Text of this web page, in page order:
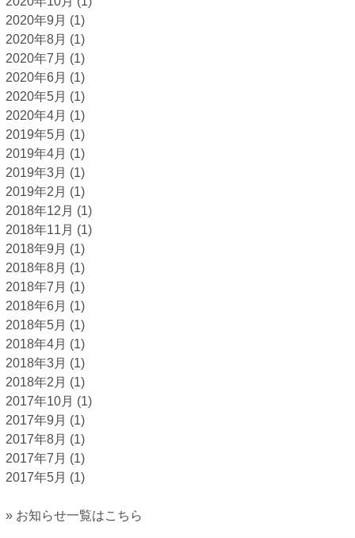
2020年9月 (1)
2020年8月 (1)
2020年7月 (1)
2020年6月 (1)
2020年5月 (1)
2020年4月 (1)
2019年5月 (1)
2019年4月 (1)
2019年3月 (1)
2019年2月 (1)
2018年12月 (1)
2018年11月 (1)
2018年9月 (1)
2018年8月 (1)
2018年7月 (1)
2018年6月 (1)
2018年5月 (1)
2018年4月 (1)
2018年3月 (1)
2018年2月 (1)
2017年10月 (1)
2017年9月 (1)
2017年8月 (1)
2017年7月 (1)
2017年5月 (1)
» お知らせ一覧はこちら